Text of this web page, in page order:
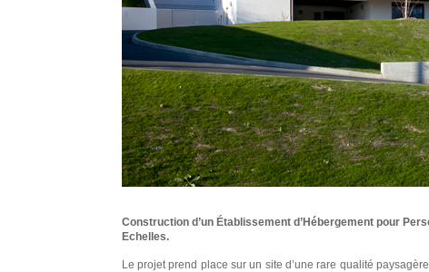
Construction d’un Établissement d’Hébergement pour
Echelles.
Le projet prend place sur un site d’une rare qualité